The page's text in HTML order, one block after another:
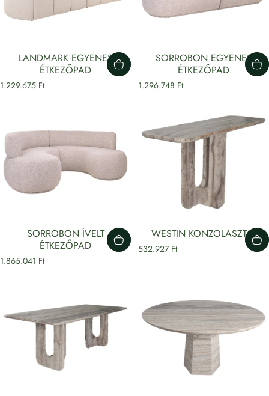
LANDMARK EGYENES
ÉTKEZŐPAD
1.229.675 Ft
SORROBON EGYENES
ÉTKEZŐPAD
1.296.748 Ft
SORROBON ÍVELT
ÉTKEZŐPAD
1.865.041 Ft
WESTIN KONZOLASZTAL
532.927 Ft